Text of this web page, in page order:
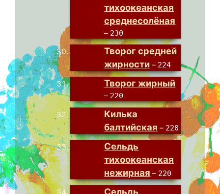
тихоокеанская
среднесолёная
– 230
Творог средней
жирности – 224
Творог жирный
– 220
Килька
балтийская – 220
Сельдь
тихоокеанская
нежирная – 220
Сельдь